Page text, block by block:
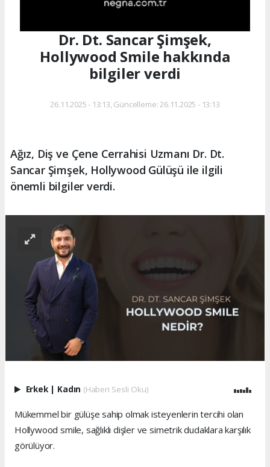
Dr. Dt. Sancar Şimşek,
Hollywood Smile hakkında
bilgiler verdi
26.11.2025 - 13:13, Güncelleme: 26.11.2025 - 13:13
Ağız, Diş ve Çene Cerrahisi Uzmanı Dr. Dt.
Sancar Şimşek, Hollywood Gülüşü ile ilgili
önemli bilgiler verdi.
Erkek | Kadın (Haberi Sesli Oku)
Mükemmel bir gülüşe sahip olmak isteyenlerin tercihi olan
Hollywood smile, sağlıklı dişler ve simetrik dudaklara karşılık
görülüyor.